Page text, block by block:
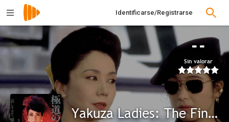
Identificarse/Registrarse
--
Sin valorar
Yakuza Ladies: The Final Battle